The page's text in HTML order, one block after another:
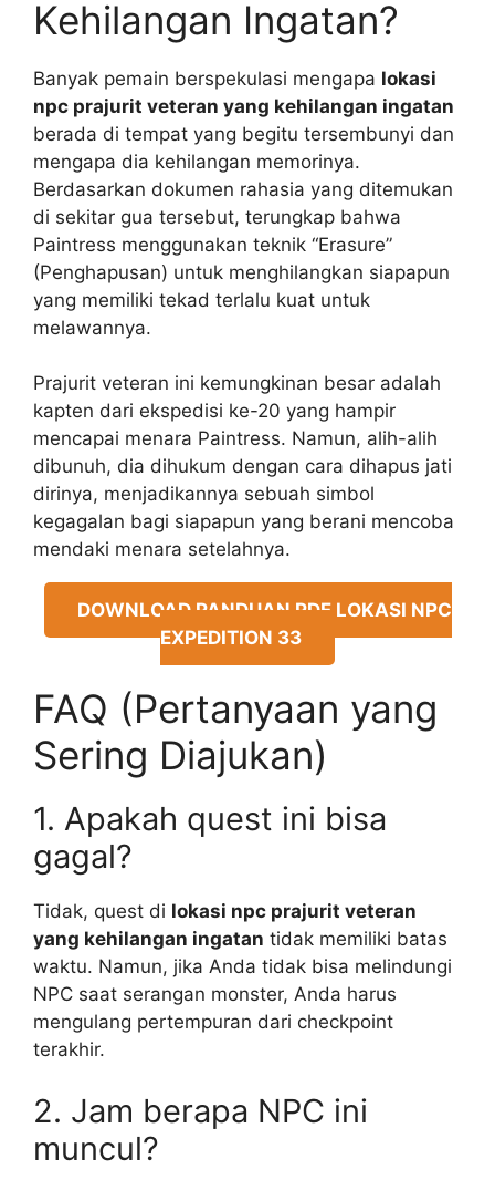
Kehilangan Ingatan?
Banyak pemain berspekulasi mengapa lokasi
npc prajurit veteran yang kehilangan ingatan
berada di tempat yang begitu tersembunyi dan
mengapa dia kehilangan memorinya.
Berdasarkan dokumen rahasia yang ditemukan
di sekitar gua tersebut, terungkap bahwa
Paintress menggunakan teknik “Erasure”
(Penghapusan) untuk menghilangkan siapapun
yang memiliki tekad terlalu kuat untuk
melawannya.
Prajurit veteran ini kemungkinan besar adalah
kapten dari ekspedisi ke-20 yang hampir
mencapai menara Paintress. Namun, alih-alih
dibunuh, dia dihukum dengan cara dihapus jati
dirinya, menjadikannya sebuah simbol
kegagalan bagi siapapun yang berani mencoba
mendaki menara setelahnya.
DOWNLOAD PANDUAN PDF LOKASI NPC
EXPEDITION 33
FAQ (Pertanyaan yang
Sering Diajukan)
1. Apakah quest ini bisa
gagal?
Tidak, quest di lokasi npc prajurit veteran
yang kehilangan ingatan tidak memiliki batas
waktu. Namun, jika Anda tidak bisa melindungi
NPC saat serangan monster, Anda harus
mengulang pertempuran dari checkpoint
terakhir.
2. Jam berapa NPC ini
muncul?